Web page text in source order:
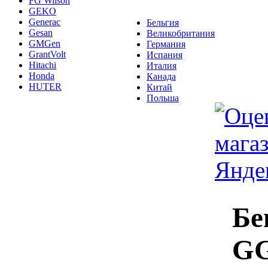
GEKO
Generac
Gesan
GMGen
GrantVolt
Hitachi
Honda
HUTER
Бельгия
Великобритания
Германия
Испания
Италия
Канада
Китай
Польша